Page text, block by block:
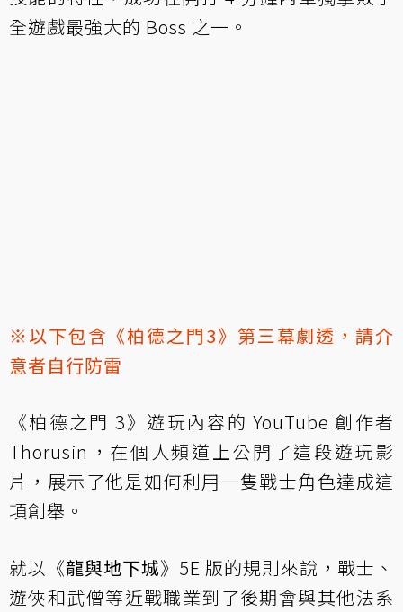
全遊戲最強大的 Boss 之一。
※以下包含《柏德之門3》第三幕劇透，請介
意者自行防雷
《柏德之門 3》遊玩內容的 YouTube 創作者
Thorusin，在個人頻道上公開了這段遊玩影
片，展示了他是如何利用一隻戰士角色達成這
項創舉。
就以《龍與地下城》5E 版的規則來說，戰士、
遊俠和武僧等近戰職業到了後期會與其他法系